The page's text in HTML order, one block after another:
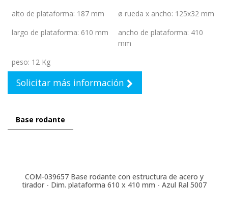
alto de plataforma: 187 mm ø rueda x ancho: 125x32 mm
largo de plataforma: 610 mm ancho de plataforma: 410
mm
peso: 12 Kg
Solicitar más información
Base rodante
COM-039657 Base rodante con estructura de acero y
tirador - Dim. plataforma 610 x 410 mm - Azul Ral 5007